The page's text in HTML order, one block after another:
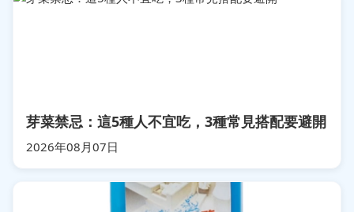
芽菜禁忌：這5種人不宜吃，3種常見搭配要避開
2026年08月07日